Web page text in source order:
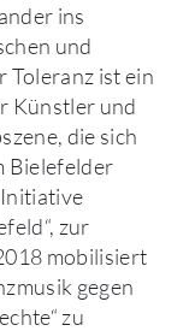
ins
und
Toleranz ist ein
Künstler und
die sich
Bielefelder
Initiative
zur
mobilisiert
gegen
zu